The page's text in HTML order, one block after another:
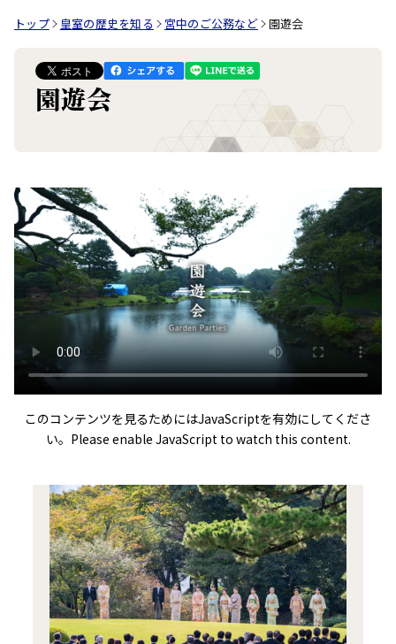
トップ 皇室の歴史を知る 宮中のご公務など 園遊会
園遊会
このコンテンツを見るためにはJavaScriptを有効にしてくださ
い。Please enable JavaScript to watch this content.